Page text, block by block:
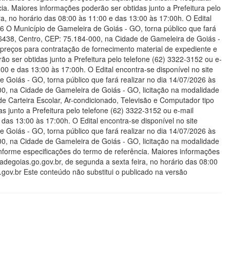
Maiores informações poderão ser obtidas junto a Prefeitura pelo
no horário das 08:00 às 11:00 e das 13:00 às 17:00h. O Edital
O Município de Gameleira de Goiás - GO, torna público que fará
Centro, CEP: 75.184-000, na Cidade de Gameleira de Goiás -
para contratação de fornecimento material de expediente e
ser obtidas junto a Prefeitura pelo telefone (62) 3322-3152 ou e-
e das 13:00 às 17:00h. O Edital encontra-se disponível no site
Goiás - GO, torna público que fará realizar no dia 14/07/2026 às
na Cidade de Gameleira de Goiás - GO, licitação na modalidade
Carteira Escolar, Ar-condicionado, Televisão e Computador tipo
junto a Prefeitura pelo telefone (62) 3322-3152 ou e-mail
13:00 às 17:00h. O Edital encontra-se disponível no site
Goiás - GO, torna público que fará realizar no dia 14/07/2026 às
na Cidade de Gameleira de Goiás - GO, licitação na modalidade
especificações do termo de referência. Maiores informações
de segunda a sexta feira, no horário das 08:00
Este conteúdo não substitui o publicado na versão